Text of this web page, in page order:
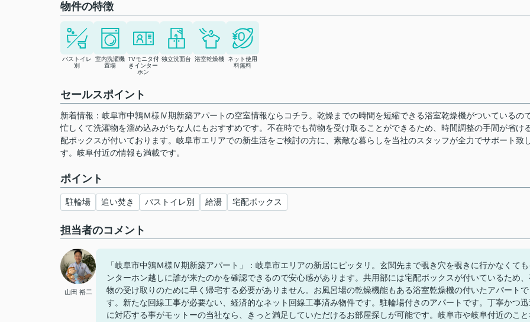
物件の特徴
バストイレ
別
室内洗濯機
置場
TVモニタ付
きインター
ホン
独立洗面台 浴室乾燥機 ネット使用
料無料
セールスポイント
新着情報：岐阜市中鶉Ｍ様Ⅳ期新築アパートの空室情報ならコチラ。乾燥までの時間を短縮できる浴室乾燥機がついているの
忙しくて洗濯物を溜め込みがちな人にもおすすめです。不在時でも荷物を受け取ることができるため、時間調整の手間が省け
配ボックスが付いております。岐阜市エリアでの新生活をご検討の方に、素敵な暮らしを当社のスタッフが全力でサポート致
す。岐阜付近の情報も満載です。
ポイント
駐輪場 追い焚き バストイレ別 給湯 宅配ボックス
担当者のコメント
山田 裕二
「岐阜市中鶉Ｍ様Ⅳ期新築アパート」：岐阜市エリアの新居にピッタリ。玄関先まで覗き穴を覗きに行かなくて
ンターホン越しに誰が来たのかを確認できるので安心感があります。共用部には宅配ボックスが付いているため
物の受け取りのために早く帰宅する必要がありません。お風呂場の乾燥機能もある浴室乾燥機の付いたアパートで
す。新たな回線工事が必要ない、経済的なネット回線工事済み物件です。駐輪場付きのアパートです。丁寧かつ
に対応する事がモットーの当社なら、きっと満足していただけるお部屋探しが可能です。岐阜市や岐阜付近のこ